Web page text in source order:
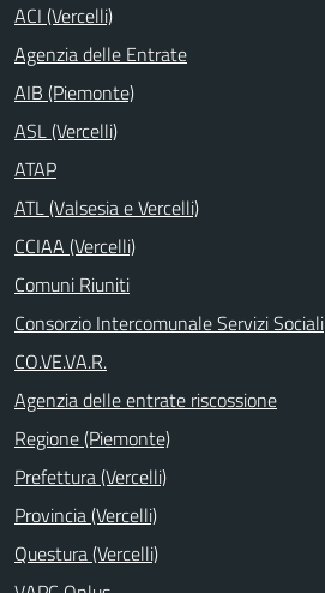
ACI (Vercelli)
Agenzia delle Entrate
AIB (Piemonte)
ASL (Vercelli)
ATAP
ATL (Valsesia e Vercelli)
CCIAA (Vercelli)
Comuni Riuniti
Consorzio Intercomunale Servizi Sociali
CO.VE.VA.R.
Agenzia delle entrate riscossione
Regione (Piemonte)
Prefettura (Vercelli)
Provincia (Vercelli)
Questura (Vercelli)